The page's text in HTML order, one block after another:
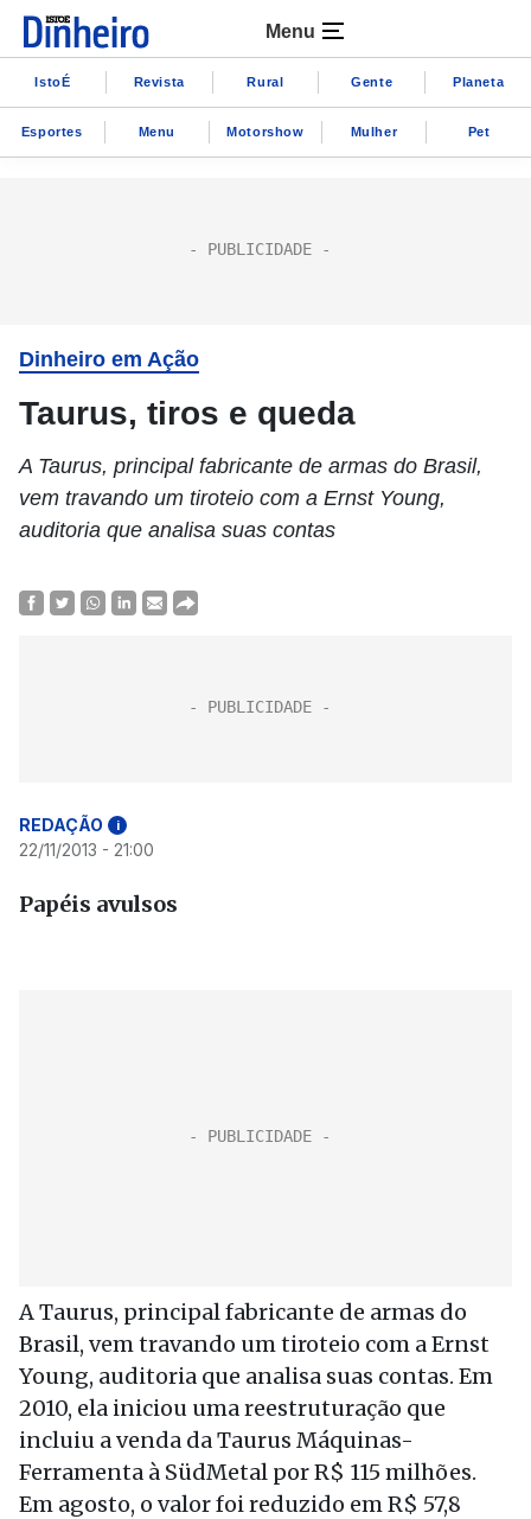
Menu
IstoÉ Revista Rural Gente Planeta
Esportes Menu Motorshow Mulher Pet
Dinheiro em Ação
Taurus, tiros e queda
A Taurus, principal fabricante de armas do Brasil,
vem travando um tiroteio com a Ernst Young,
auditoria que analisa suas contas
REDAÇÃO i
22/11/2013 - 21:00
Papéis avulsos
A Taurus, principal fabricante de armas do
Brasil, vem travando um tiroteio com a Ernst
Young, auditoria que analisa suas contas. Em
2010, ela iniciou uma reestruturação que
incluiu a venda da Taurus Máquinas-
Ferramenta à SüdMetal por R$ 115 milhões.
Em agosto, o valor foi reduzido em R$ 57,8